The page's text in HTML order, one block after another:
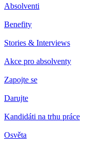
Absolventi
Benefity
Stories & Interviews
Akce pro absolventy
Zapojte se
Darujte
Kandidáti na trhu práce
Osvěta